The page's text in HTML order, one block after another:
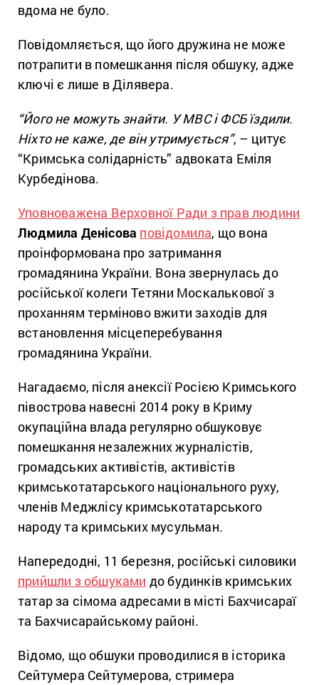
вдома не було.
Повідомляється, що його дружина не може
потрапити в помешкання після обшуку, адже
ключі є лише в Ділявера.
“Його не можуть знайти. У МВС і ФСБ їздили.
Ніхто не каже, де він утримується”, – цитує
“Кримська солідарність” адвоката Еміля
Курбедінова.
Уповноважена Верховної Ради з прав людини
Людмила Денісова повідомила, що вона
проінформована про затримання
громадянина України. Вона звернулась до
російської колеги Тетяни Москалькової з
проханням терміново вжити заходів для
встановлення місцеперебування
громадянина України.
Нагадаємо, після анексії Росією Кримського
півострова навесні 2014 року в Криму
окупаційна влада регулярно обшуковує
помешкання незалежних журналістів,
громадських активістів, активістів
кримськотатарського національного руху,
членів Меджлісу кримськотатарського
народу та кримських мусульман.
Напередодні, 11 березня, російські силовики
прийшли з обшуками до будинків кримських
татар за сімома адресами в місті Бахчисараї
та Бахчисарайському районі.
Відомо, що обшуки проводилися в історика
Сейтумера Сейтумерова, стримера